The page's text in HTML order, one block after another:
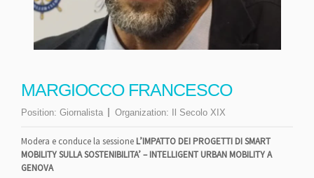
MARGIOCCO FRANCESCO
Position: Giornalista Organization: Il Secolo XIX
Modera e conduce la sessione L’IMPATTO DEI PROGETTI DI SMART
MOBILITY SULLA SOSTENIBILITA’ – INTELLIGENT URBAN MOBILITY A
GENOVA